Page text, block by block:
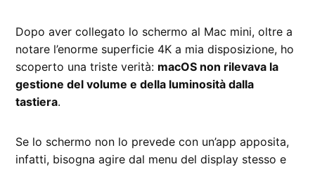
Dopo aver collegato lo schermo al Mac mini, oltre a
notare l’enorme superficie 4K a mia disposizione, ho
scoperto una triste verità: macOS non rilevava la
gestione del volume e della luminosità dalla
tastiera.
Se lo schermo non lo prevede con un’app apposita,
infatti, bisogna agire dal menu del display stesso e